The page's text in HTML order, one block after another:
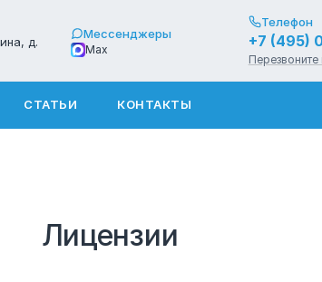
д.
Мессенджеры
Max
Телефон
+7 (495)
Перезвоните
СТАТЬИ КОНТАКТЫ
Лицензии